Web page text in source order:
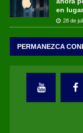
en
28 de
PERMANEZCA